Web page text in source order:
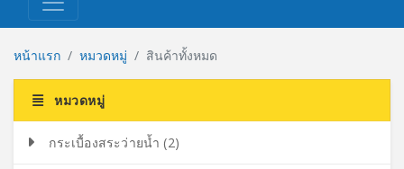
หน้าแรก หมวดหมู่ สินค้าทั้งหมด
หมวดหมู่
กระเบื้องสระว่ายน้ำ (2)